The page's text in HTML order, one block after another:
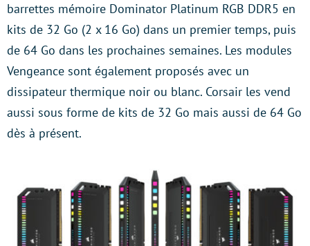
barrettes mémoire Dominator Platinum RGB DDR5 en
kits de 32 Go (2 x 16 Go) dans un premier temps, puis
de 64 Go dans les prochaines semaines. Les modules
Vengeance sont également proposés avec un
dissipateur thermique noir ou blanc. Corsair les vend
aussi sous forme de kits de 32 Go mais aussi de 64 Go
dès à présent.